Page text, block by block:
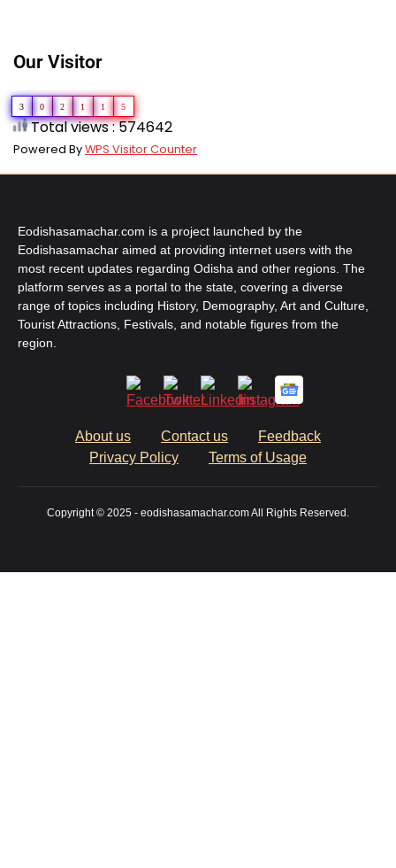
Our Visitor
3 0 2 1 1 5
Total views : 574642
Powered ByWPS Visitor Counter
Eodishasamachar.com is a project launched by the
Eodishasamachar aimed at providing internet users with the
most recent updates regarding Odisha and other regions. The
platform serves as a portal to the state, covering a diverse
range of topics including History, Demography, Art and Culture,
Tourist Attractions, Festivals, and notable figures from the
region.
About us Contact us
Feedback
Privacy Policy
Terms of Usage
Copyright © 2025 - eodishasamachar.com All Rights Reserved.